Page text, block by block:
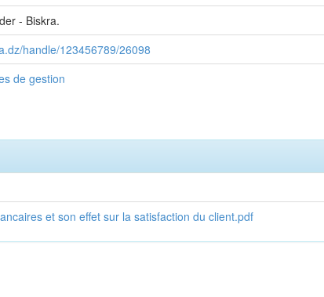
- Biskra.
handle/123456789/26098
de gestion
et son effet sur la satisfaction du client.pdf